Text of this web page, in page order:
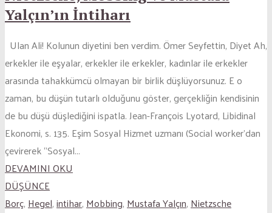
Yalçın’ın İntiharı
Ulan Ali! Kolunun diyetini ben verdim. Ömer Seyfettin, Diyet Ah,
erkekler ile eşyalar, erkekler ile erkekler, kadınlar ile erkekler
arasında tahakkümcü olmayan bir birlik düşlüyorsunuz. E o
zaman, bu düşün tutarlı olduğunu göster, gerçekliğin kendisinin
de bu düşü düşlediğini ispatla. Jean-François Lyotard, Libidinal
Ekonomi, s. 135. Eşim Sosyal Hizmet uzmanı (Social worker’dan
çevirerek “Sosyal...
DEVAMINI OKU
DÜŞÜNCE
Borç,Hegel,intihar,Mobbing,Mustafa Yalçın,Nietzsche